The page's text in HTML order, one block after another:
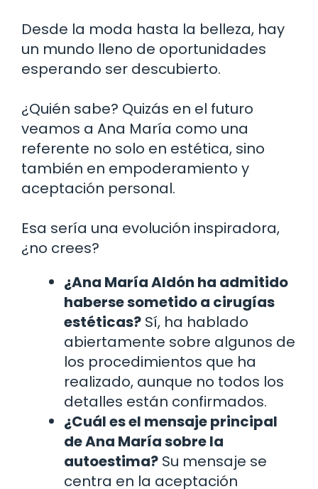
Desde la moda hasta la belleza, hay
un mundo lleno de oportunidades
esperando ser descubierto.
¿Quién sabe? Quizás en el futuro
veamos a Ana María como una
referente no solo en estética, sino
también en empoderamiento y
aceptación personal.
Esa sería una evolución inspiradora,
¿no crees?
¿Ana María Aldón ha admitido
haberse sometido a cirugías
estéticas? Sí, ha hablado
abiertamente sobre algunos de
los procedimientos que ha
realizado, aunque no todos los
detalles están confirmados.
¿Cuál es el mensaje principal
de Ana María sobre la
autoestima? Su mensaje se
centra en la aceptación